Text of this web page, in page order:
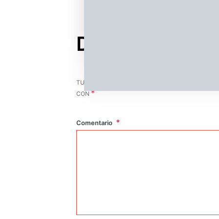
Deja un
TU DIRECCIÓN DE CORREO ELECTRÓNICO NO
CON *
Comentario